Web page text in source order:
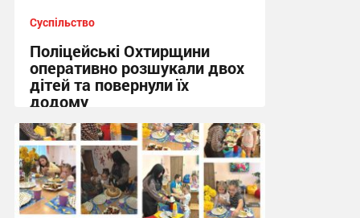
Суспільство
Поліцейські Охтирщини
оперативно розшукали двох
дітей та повернули їх
додому
10:19, 5.08.2026